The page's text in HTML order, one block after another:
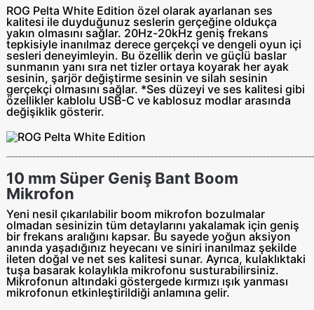
ROG Pelta White Edition özel olarak ayarlanan ses
kalitesi ile duyduğunuz seslerin gerçeğine oldukça
yakın olmasını sağlar. 20Hz-20kHz geniş frekans
tepkisiyle inanılmaz derece gerçekçi ve dengeli oyun içi
sesleri deneyimleyin. Bu özellik derin ve güçlü baslar
sunmanın yanı sıra net tizler ortaya koyarak her ayak
sesinin, şarjör değiştirme sesinin ve silah sesinin
gerçekçi olmasını sağlar. *Ses düzeyi ve ses kalitesi gibi
özellikler kablolu USB-C ve kablosuz modlar arasında
değişiklik gösterir.
10 mm Süper Geniş Bant Boom
Mikrofon
Yeni nesil çıkarılabilir boom mikrofon bozulmalar
olmadan sesinizin tüm detaylarını yakalamak için geniş
bir frekans aralığını kapsar. Bu sayede yoğun aksiyon
anında yaşadığınız heyecanı ve siniri inanılmaz şekilde
ileten doğal ve net ses kalitesi sunar. Ayrıca, kulaklıktaki
tuşa basarak kolaylıkla mikrofonu susturabilirsiniz.
Mikrofonun altındaki göstergede kırmızı ışık yanması
mikrofonun etkinleştirildiği anlamına gelir.